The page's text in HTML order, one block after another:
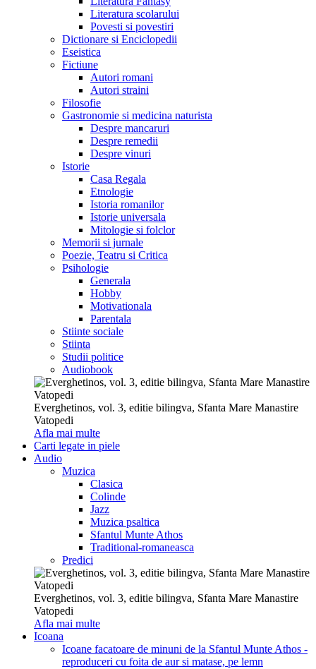
Literatura scolarului
Povesti si povestiri
Dictionare si Enciclopedii
Eseistica
Fictiune
Autori romani
Autori straini
Filosofie
Gastronomie si medicina naturista
Despre mancaruri
Despre remedii
Despre vinuri
Istorie
Casa Regala
Etnologie
Istoria romanilor
Istorie universala
Mitologie si folclor
Memorii si jurnale
Poezie, Teatru si Critica
Psihologie
Generala
Hobby
Motivationala
Parentala
Stiinte sociale
Stiinta
Studii politice
Audiobook
Everghetinos, vol. 3, editie bilingva, Sfanta Mare Manastire
Vatopedi
Afla mai multe
Carti legate in piele
Audio
Muzica
Clasica
Colinde
Jazz
Muzica psaltica
Sfantul Munte Athos
Traditional-romaneasca
Predici
Everghetinos, vol. 3, editie bilingva, Sfanta Mare Manastire
Vatopedi
Afla mai multe
Icoana
Icoane facatoare de minuni de la Sfantul Munte Athos -
reproduceri cu foita de aur si matase, pe lemn